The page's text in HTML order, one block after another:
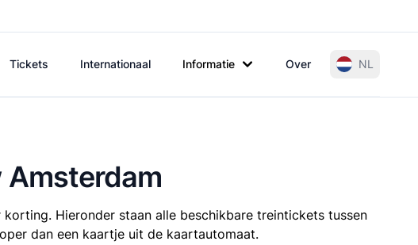
Tickets Internationaal Informatie Over NL
Amsterdam
Hieronder staan alle beschikbare treintickets tussen
dan een kaartje uit de kaartautomaat.